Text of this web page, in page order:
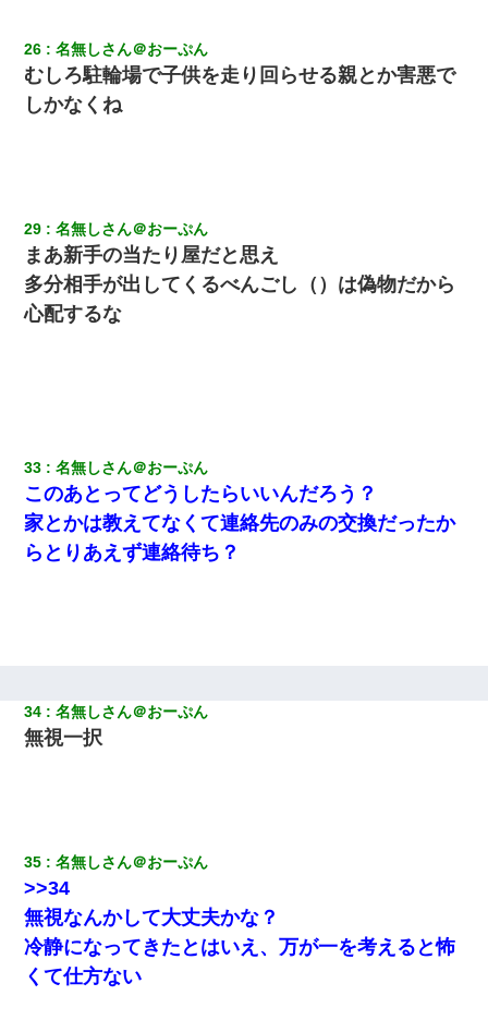
26 名無しさん＠おーぷん
むしろ駐輪場で子供を走り回らせる親とか害悪で
しかなくね
29 名無しさん＠おーぷん
まあ新手の当たり屋だと思え
多分相手が出してくるべんごし（）は偽物だから
心配するな
33 名無しさん＠おーぷん
このあとってどうしたらいいんだろう？
家とかは教えてなくて連絡先のみの交換だったか
らとりあえず連絡待ち？
34 名無しさん＠おーぷん
無視一択
35 名無しさん＠おーぷん
>>34
無視なんかして大丈夫かな？
冷静になってきたとはいえ、万が一を考えると怖
くて仕方ない